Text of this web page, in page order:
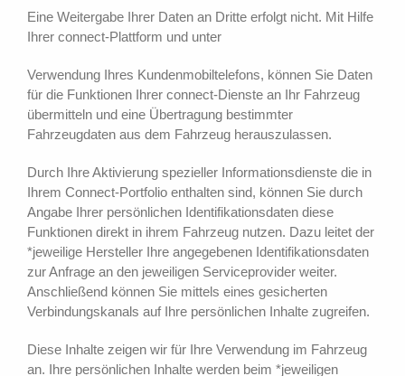
Eine Weitergabe Ihrer Daten an Dritte erfolgt nicht. Mit Hilfe
Ihrer connect-Plattform und unter
Verwendung Ihres Kundenmobiltelefons, können Sie Daten
für die Funktionen Ihrer connect-Dienste an Ihr Fahrzeug
übermitteln und eine Übertragung bestimmter
Fahrzeugdaten aus dem Fahrzeug herauszulassen.
Durch Ihre Aktivierung spezieller Informationsdienste die in
Ihrem Connect-Portfolio enthalten sind, können Sie durch
Angabe Ihrer persönlichen Identifikationsdaten diese
Funktionen direkt in ihrem Fahrzeug nutzen. Dazu leitet der
*jeweilige Hersteller Ihre angegebenen Identifikationsdaten
zur Anfrage an den jeweiligen Serviceprovider weiter.
Anschließend können Sie mittels eines gesicherten
Verbindungskanals auf Ihre persönlichen Inhalte zugreifen.
Diese Inhalte zeigen wir für Ihre Verwendung im Fahrzeug
an. Ihre persönlichen Inhalte werden beim *jeweiligen